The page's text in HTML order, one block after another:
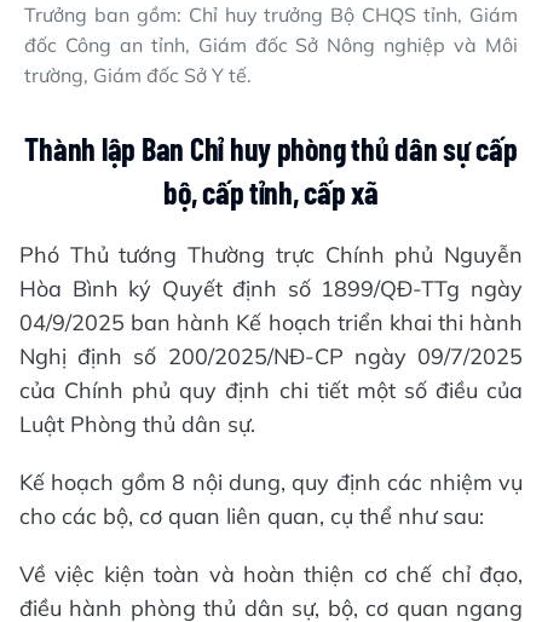
Trưởng ban gồm: Chỉ huy trưởng Bộ CHQS tỉnh, Giám
đốc Công an tỉnh, Giám đốc Sở Nông nghiệp và Môi
trường, Giám đốc Sở Y tế.
Thành lập Ban Chỉ huy phòng thủ dân sự cấp
bộ, cấp tỉnh, cấp xã
Phó Thủ tướng Thường trực Chính phủ Nguyễn
Hòa Bình ký Quyết định số 1899/QĐ-TTg ngày
04/9/2025 ban hành Kế hoạch triển khai thi hành
Nghị định số 200/2025/NĐ-CP ngày 09/7/2025
của Chính phủ quy định chi tiết một số điều của
Luật Phòng thủ dân sự.
Kế hoạch gồm 8 nội dung, quy định các nhiệm vụ
cho các bộ, cơ quan liên quan, cụ thể như sau:
Về việc kiện toàn và hoàn thiện cơ chế chỉ đạo,
điều hành phòng thủ dân sự, bộ, cơ quan ngang